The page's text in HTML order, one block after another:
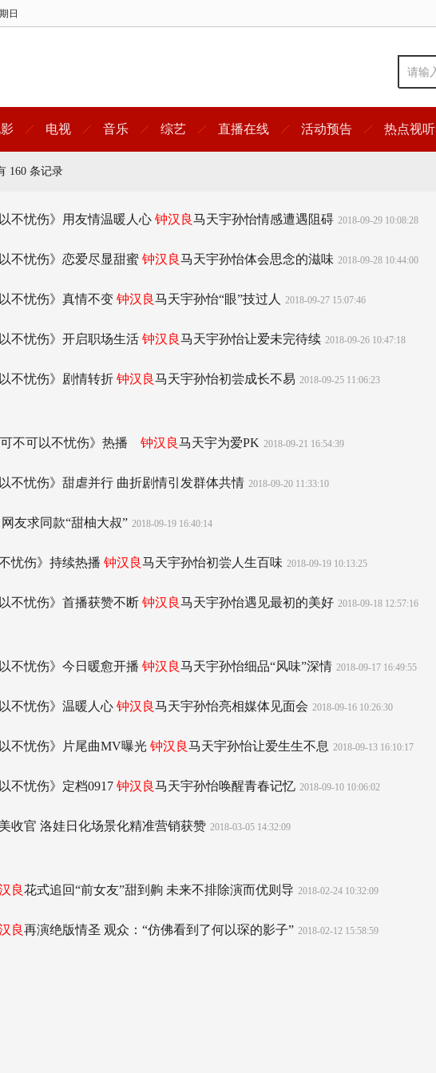
日
电视 音乐 综艺 直播在线 活动预告 热点视听
160 条记录
不忧伤》用友情温暖人心 钟汉良马天宇孙怡情感遭遇阻碍 2018-09-29 10:08:28
不忧伤》恋爱尽显甜蜜 钟汉良马天宇孙怡体会思念的滋味 2018-09-28 10:44:00
不忧伤》真情不变 钟汉良马天宇孙怡“眼”技过人 2018-09-27 15:07:46
不忧伤》开启职场生活 钟汉良马天宇孙怡让爱未完待续 2018-09-26 10:47:18
不忧伤》剧情转折 钟汉良马天宇孙怡初尝成长不易 2018-09-25 11:06:23
可不可以不忧伤》热播 钟汉良马天宇为爱PK 2018-09-21 16:54:39
不忧伤》甜虐并行 曲折剧情引发群体共情 2018-09-20 11:33:10
网友求同款“甜柚大叔” 2018-09-19 16:40:14
忧伤》持续热播 钟汉良马天宇孙怡初尝人生百味 2018-09-19 10:13:25
不忧伤》首播获赞不断 钟汉良马天宇孙怡遇见最初的美好 2018-09-18 12:57:16
不忧伤》今日暖愈开播 钟汉良马天宇孙怡细品“风味”深情 2018-09-17 16:49:55
不忧伤》温暖人心 钟汉良马天宇孙怡亮相媒体见面会 2018-09-16 10:26:30
不忧伤》片尾曲MV曝光 钟汉良马天宇孙怡让爱生生不息 2018-09-13 16:10:17
不忧伤》定档0917 钟汉良马天宇孙怡唤醒青春记忆 2018-09-10 10:06:02
收官 洛娃日化场景化精准营销获赞 2018-03-05 14:32:09
良花式追回“前女友”甜到齁 未来不排除演而优则导 2018-02-24 10:32:09
良再演绝版情圣 观众：“仿佛看到了何以琛的影子” 2018-02-12 15:58:59